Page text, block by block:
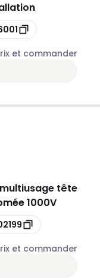
et commander
tête
1000V
et commander